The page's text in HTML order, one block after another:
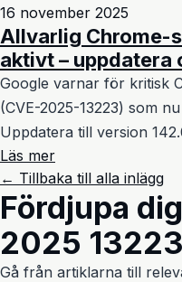
16 november 2025
Allvarlig Chrome-
aktivt – uppdatera
Google varnar för kritisk
(CVE-2025-13223) som
Uppdatera till version
Läs mer
← Tillbaka till alla inlägg
Fördjupa
2025 13223
Gå från artiklarna till